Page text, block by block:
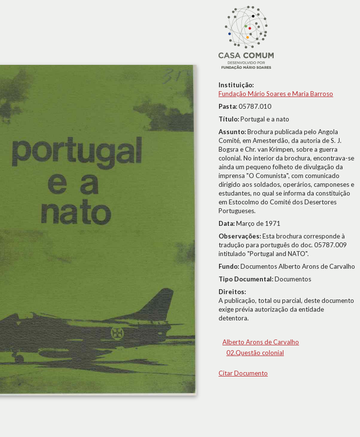
Instituição:
Fundação Mário Soares e Maria Barroso
Pasta:05787.010
Título:Portugal e a nato
Assunto:Brochura publicada pelo Angola
Comité, em Amesterdão, da autoria de S. J.
Bogsra e Chr. van Krimpen, sobre a guerra
colonial. No interior da brochura, encontrava-se
ainda um pequeno folheto de divulgação da
imprensa "O Comunista", com comunicado
dirigido aos soldados, operários, camponeses e
estudantes, no qual se informa da constituição
em Estocolmo do Comité dos Desertores
Portugueses.
Data:Março de 1971
Observações:Esta brochura corresponde à
tradução para português do doc. 05787.009
intitulado "Portugal and NATO".
Fundo:Documentos Alberto Arons de Carvalho
Tipo Documental:Documentos
Direitos:
A publicação, total ou parcial, deste documento
exige prévia autorização da entidade
detentora.
Alberto Arons de Carvalho
02.Questão colonial
Citar Documento